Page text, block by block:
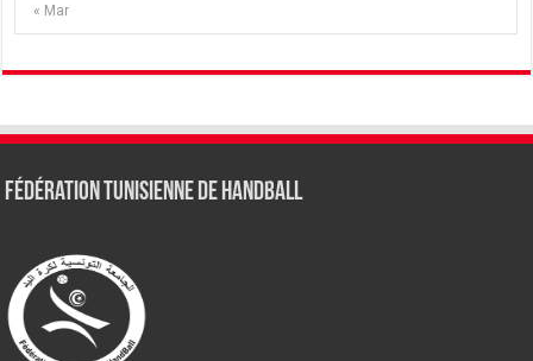
« Mar
Fédération tunisienne de Handball